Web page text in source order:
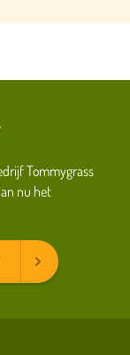
Tommygrass
nu het